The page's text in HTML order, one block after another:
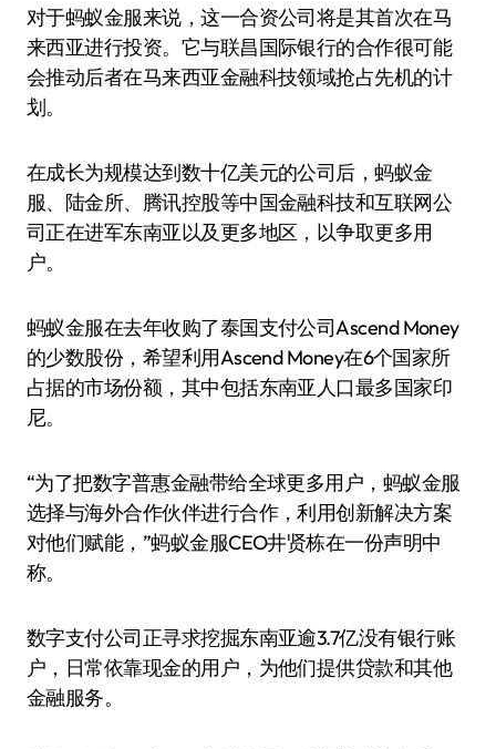
对于蚂蚁金服来说，这一合资公司将是其首次在马
来西亚进行投资。它与联昌国际银行的合作很可能
会推动后者在马来西亚金融科技领域抢占先机的计
划。
在成长为规模达到数十亿美元的公司后，蚂蚁金
服、陆金所、腾讯控股等中国金融科技和互联网公
司正在进军东南亚以及更多地区，以争取更多用
户。
蚂蚁金服在去年收购了泰国支付公司Ascend Money
的少数股份，希望利用Ascend Money在6个国家所
占据的市场份额，其中包括东南亚人口最多国家印
尼。
“为了把数字普惠金融带给全球更多用户，蚂蚁金服
选择与海外合作伙伴进行合作，利用创新解决方案
对他们赋能，”蚂蚁金服CEO井贤栋在一份声明中
称。
数字支付公司正寻求挖掘东南亚逾3.7亿没有银行账
户，日常依靠现金的用户，为他们提供贷款和其他
金融服务。